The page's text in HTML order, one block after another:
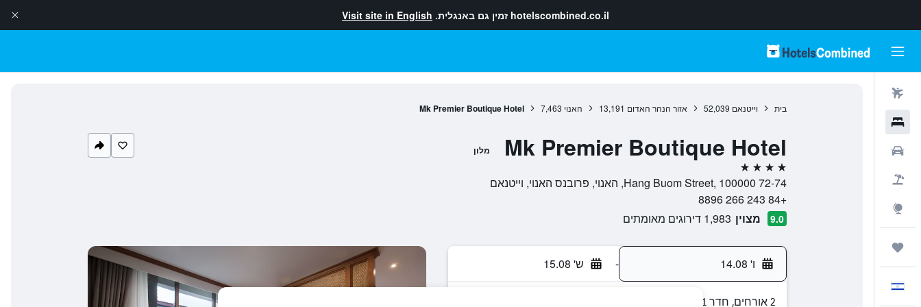
hotelscombined.co.il זמין גם באנגלית. Visit site in English
בית וייטנאם 52,039 אזור הנהר האדום 13,191 האנוי 7,463
Mk Premier Boutique Hotel
Mk Premier Boutique Hotel מלון
4 כוכבים
72-74 Hang Buom Street, 100000, האנוי, פרובנס האנוי, וייטנאם
+84 243 266 8896
9.0 מצוין 1,983 דירוגים מאומתים
ו' 14.08 - ש' 15.08
2 אורחים, חדר 1